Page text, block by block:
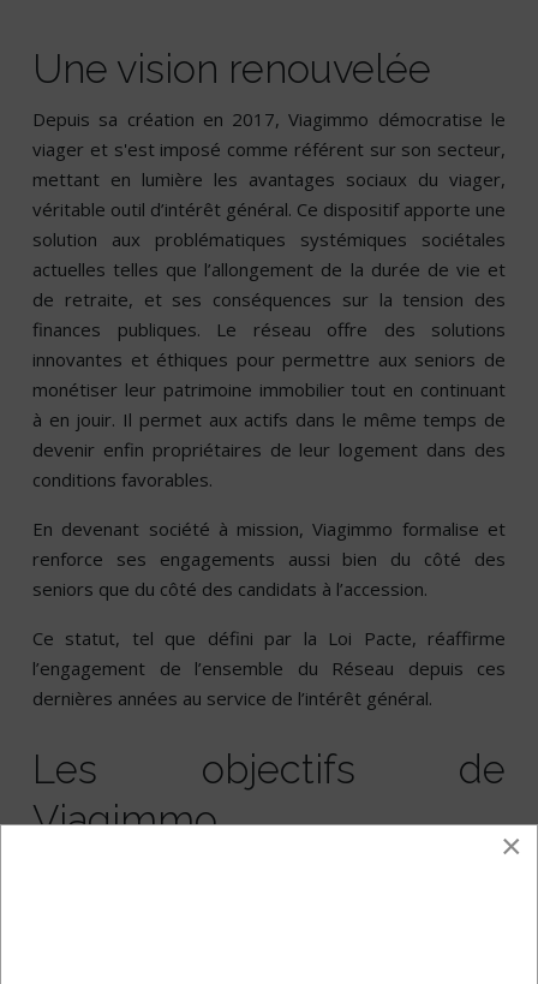
Une vision renouvelée
Depuis sa création en 2017, Viagimmo démocratise le
viager et s'est imposé comme référent sur son secteur,
mettant en lumière les avantages sociaux du viager,
véritable outil d’intérêt général. Ce dispositif apporte une
solution aux problématiques systémiques sociétales
actuelles telles que l’allongement de la durée de vie et
de retraite, et ses conséquences sur la tension des
finances publiques. Le réseau offre des solutions
innovantes et éthiques pour permettre aux seniors de
monétiser leur patrimoine immobilier tout en continuant
à en jouir. Il permet aux actifs dans le même temps de
devenir enfin propriétaires de leur logement dans des
conditions favorables.
En devenant société à mission, Viagimmo formalise et
renforce ses engagements aussi bien du côté des
seniors que du côté des candidats à l’accession.
Ce statut, tel que défini par la Loi Pacte, réaffirme
l’engagement de l’ensemble du Réseau depuis ces
dernières années au service de l’intérêt général.
Les objectifs de
Viagimmo
×